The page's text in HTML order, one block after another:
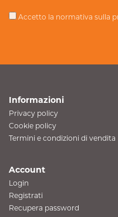
Accetto la normativa sulla
Informazioni
Privacy policy
Cookie policy
Termini e condizioni di vendita
Account
Login
Registrati
Recupera password